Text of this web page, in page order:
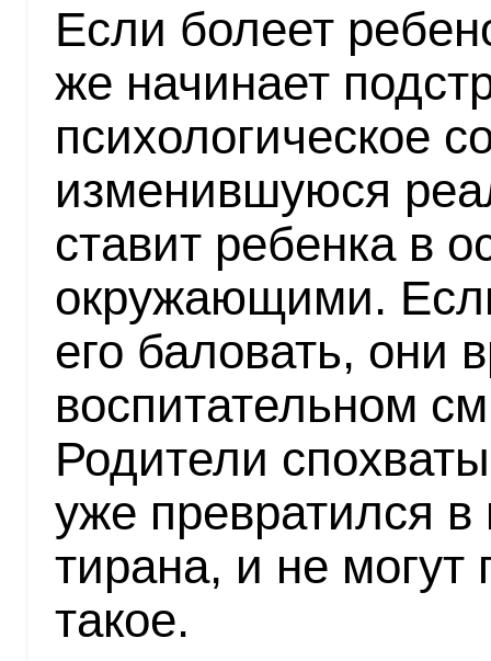
Если болеет
же начинает
психологическое
изменившуюся
ставит ребенка в
окружающими.
его баловать, они
воспитательном
Родители
уже превратился
тирана, и не могут
такое.